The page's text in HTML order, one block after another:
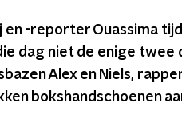
-reporter Ouassima
dag niet de enige twee
Alex en Niels,
bokshandschoenen